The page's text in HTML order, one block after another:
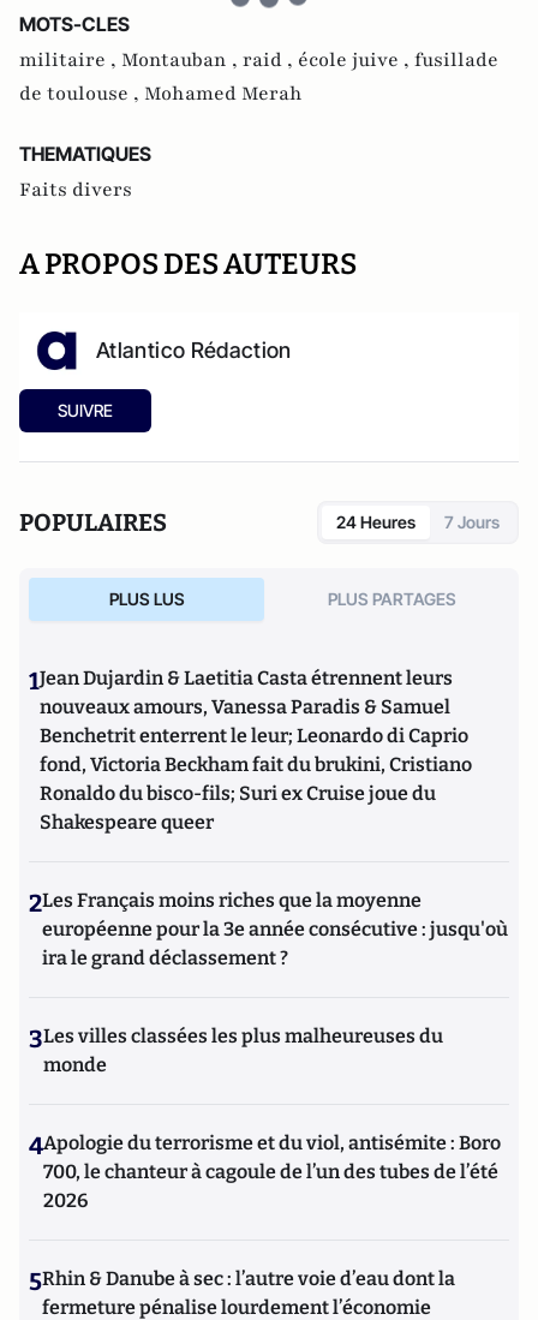
MOTS-CLES
militaire , Montauban , raid , école juive , fusillade
de toulouse , Mohamed Merah
THEMATIQUES
Faits divers
A PROPOS DES AUTEURS
Atlantico Rédaction
SUIVRE
POPULAIRES 24 Heures 7 Jours
PLUS LUS PLUS PARTAGES
1Jean Dujardin & Laetitia Casta étrennent leurs
nouveaux amours, Vanessa Paradis & Samuel
Benchetrit enterrent le leur; Leonardo di Caprio
fond, Victoria Beckham fait du brukini, Cristiano
Ronaldo du bisco-fils; Suri ex Cruise joue du
Shakespeare queer
2Les Français moins riches que la moyenne
européenne pour la 3e année consécutive : jusqu'où
ira le grand déclassement ?
3Les villes classées les plus malheureuses du
monde
4Apologie du terrorisme et du viol, antisémite : Boro
700, le chanteur à cagoule de l’un des tubes de l’été
2026
5Rhin & Danube à sec : l’autre voie d’eau dont la
fermeture pénalise lourdement l’économie